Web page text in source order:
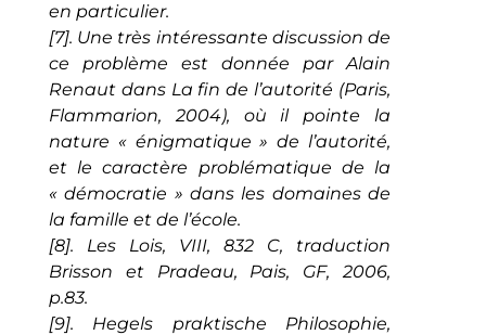
en particulier.
[7]. Une très intéressante discussion de
ce problème est donnée par Alain
Renaut dans La fin de l’autorité (Paris,
Flammarion, 2004), où il pointe la
nature « énigmatique » de l’autorité,
et le caractère problématique de la
« démocratie » dans les domaines de
la famille et de l’école.
[8]. Les Lois, VIII, 832 C, traduction
Brisson et Pradeau, Pais, GF, 2006,
p.83.
[9]. Hegels praktische Philosophie,